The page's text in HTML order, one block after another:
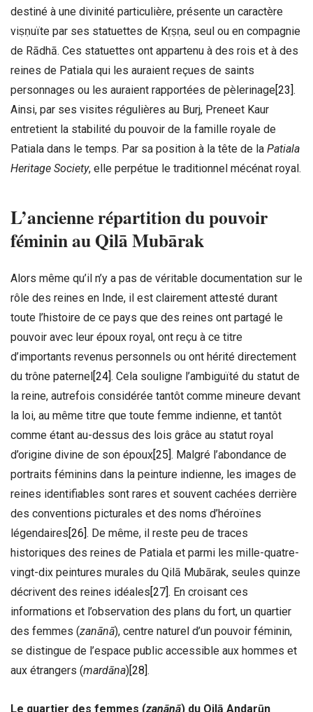
destiné à une divinité particulière, présente un caractère
viṣṇuïte par ses statuettes de Kṛṣṇa, seul ou en compagnie
de Rādhā. Ces statuettes ont appartenu à des rois et à des
reines de Patiala qui les auraient reçues de saints
personnages ou les auraient rapportées de pèlerinage [23] .
Ainsi, par ses visites régulières au Burj, Preneet Kaur
entretient la stabilité du pouvoir de la famille royale de
Patiala dans le temps. Par sa position à la tête de la Patiala
Heritage Society, elle perpétue le traditionnel mécénat royal.
L’ancienne répartition du pouvoir
féminin au Qilā Mubārak
Alors même qu’il n’y a pas de véritable documentation sur le
rôle des reines en Inde, il est clairement attesté durant
toute l’histoire de ce pays que des reines ont partagé le
pouvoir avec leur époux royal, ont reçu à ce titre
d’importants revenus personnels ou ont hérité directement
du trône paternel[24]. Cela souligne l’ambiguïté du statut de
la reine, autrefois considérée tantôt comme mineure devant
la loi, au même titre que toute femme indienne, et tantôt
comme étant au-dessus des lois grâce au statut royal
d’origine divine de son époux[25]. Malgré l’abondance de
portraits féminins dans la peinture indienne, les images de
reines identifiables sont rares et souvent cachées derrière
des conventions picturales et des noms d’héroïnes
légendaires[26]. De même, il reste peu de traces
historiques des reines de Patiala et parmi les mille-quatre-
vingt-dix peintures murales du Qilā Mubārak, seules quinze
décrivent des reines idéales[27]. En croisant ces
informations et l’observation des plans du fort, un quartier
des femmes (zanānā), centre naturel d’un pouvoir féminin,
se distingue de l’espace public accessible aux hommes et
aux étrangers (mardāna)[28].
Le quartier des femmes (zanānā) du Qilā Andarūn